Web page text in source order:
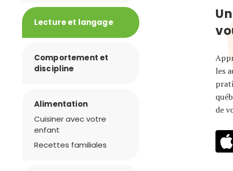
les
de
Lecture et langage
Comportement et
discipline
Alimentation
Cuisiner avec votre
enfant
Recettes familiales